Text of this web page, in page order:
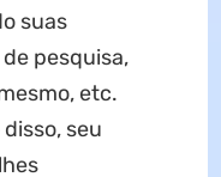
suas
pesquisa,
etc.
seu